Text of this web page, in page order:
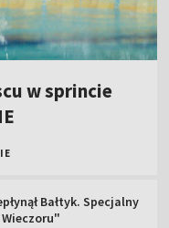
w sprincie
Bałtyk. Specjalny